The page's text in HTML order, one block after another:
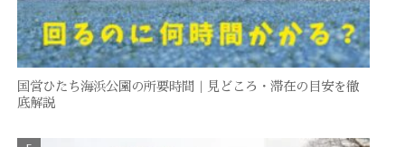
国営ひたち海浜公園の所要時間｜見どころ・滞在の目安を徹
底解説